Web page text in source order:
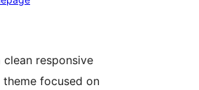
clean responsive
theme focused on